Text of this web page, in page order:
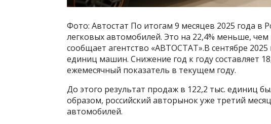
Фото: Автостат По итогам 9 месяцев 2025 года в
легковых автомобилей. Это на 22,4% меньше, чем
сообщает агентство «АВТОСТАТ».В сентябре
единиц машин. Снижение год к году составляет
ежемесячный показатель в текущем году.
До этого результат продаж в 122,2 тыс. единиц
образом, российский авторынок уже третий
автомобилей.